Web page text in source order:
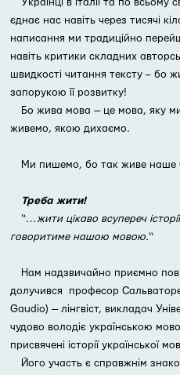
Українці в Італії та по всьому
єднає нас навіть через тисячі
написання ми традиційно
навіть критики складних
швидкості читання тексту – бо
запорукою її розвитку!
Бо жива мова — це мова, яку
живемо, якою дихаємо.
Ми пишемо, бо так живе наше
Треба жити!
“…жити цікаво всупереч
говоритиме нашою мовою.“
Нам надзвичайно приємно
долучився професор
Gaudio) — лінгвіст, викладач
чудово володіє українською
присвячені історії української
Його участь є справжнім